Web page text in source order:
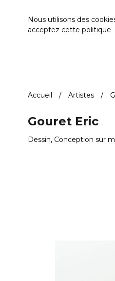
Nous utilisons des
acceptez cette politique
Accueil Artistes
Gouret Eric
Dessin, Conception sur